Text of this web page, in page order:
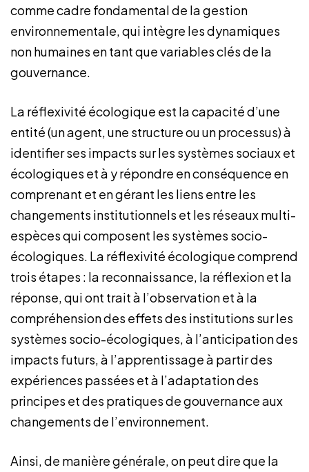
comme cadre fondamental de la gestion
environnementale, qui intègre les dynamiques
non humaines en tant que variables clés de la
gouvernance.
La réflexivité écologique est la capacité d’une
entité (un agent, une structure ou un processus) à
identifier ses impacts sur les systèmes sociaux et
écologiques et à y répondre en conséquence en
comprenant et en gérant les liens entre les
changements institutionnels et les réseaux multi-
espèces qui composent les systèmes socio-
écologiques. La réflexivité écologique comprend
trois étapes : la reconnaissance, la réflexion et la
réponse, qui ont trait à l’observation et à la
compréhension des effets des institutions sur les
systèmes socio-écologiques, à l’anticipation des
impacts futurs, à l’apprentissage à partir des
expériences passées et à l’adaptation des
principes et des pratiques de gouvernance aux
changements de l’environnement.
Ainsi, de manière générale, on peut dire que la